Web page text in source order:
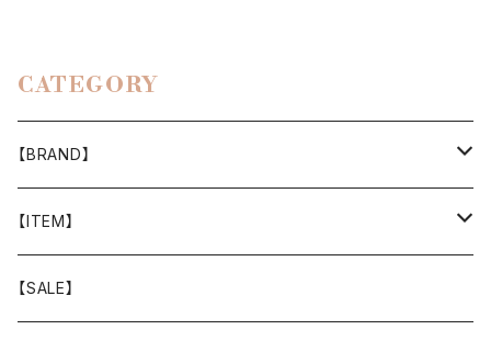
CATEGORY
【BRAND】
山と道
T-SHIRT
迷迭香
【ITEM】
WEAR
【SALE】